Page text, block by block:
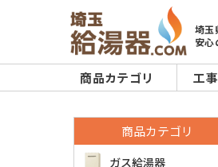
埼玉
安心
商品カテゴリ 工
商品カテゴリ
ガス給湯器